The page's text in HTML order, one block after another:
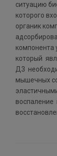
ситуацию
которого
органик
компонента
который
Д3
мышечных
воспаление